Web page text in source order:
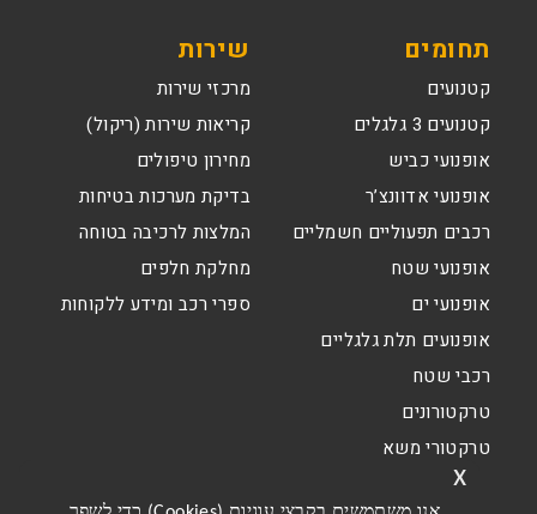
x
תחומים
קטנועים
קטנועים 3 גלגלים
אופנועי כביש
אופנועי אדוונצ’ר
רכבים תפעוליים חשמליים
אופנועי שטח
אופנועי ים
אופנועים תלת גלגליים
רכבי שטח
טרקטורונים
טרקטורי משא
שירות
מרכזי שירות
קריאות שירות (ריקול)
מחירון טיפולים
בדיקת מערכות בטיחות
המלצות לרכיבה בטוחה
מחלקת חלפים
ספרי רכב ומידע ללקוחות